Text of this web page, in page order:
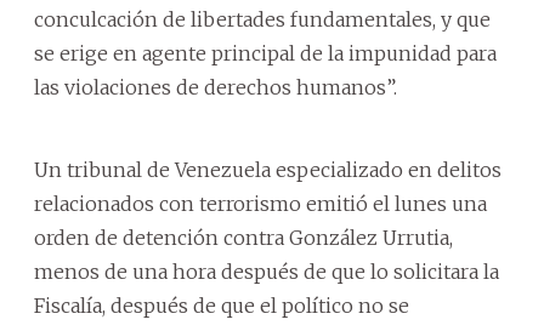
conculcación de libertades fundamentales, y que
se erige en agente principal de la impunidad para
las violaciones de derechos humanos”.
Un tribunal de Venezuela especializado en delitos
relacionados con terrorismo emitió el lunes una
orden de detención contra González Urrutia,
menos de una hora después de que lo solicitara la
Fiscalía, después de que el político no se